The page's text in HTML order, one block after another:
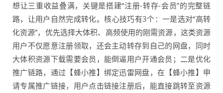
想让三重收益叠满，关键是搭建“注册-转存-会员”的完整链
路，让用户自然完成转化。核心技巧有3个：一是选对“高转
化资源”，优先选择大体积、高频使用的刚需资源，这类资源
用户不仅愿意注册领取，还会主动转存到自己的网盘，同时
大体积资源下载需要会员，能倒逼用户开通会员；二是优化
推广链路，通过【蜂小推】绑定迅雷网盘，在【蜂小推】申
请专属推广链接，用户点击链接注册后，能直接跳转至资源